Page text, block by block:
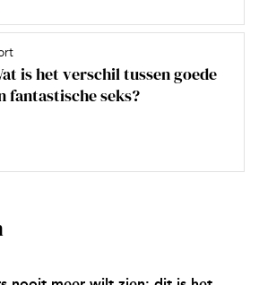
is het verschil tussen goede
fantastische seks?